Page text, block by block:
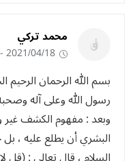
محمد تركي
2021/04/18 - 11:24
بسم الله الرحمان الرحيم
رسول الله وعلى آله
وبعد : مفهوم الكشف غير
البشري أن يطلع عليه ، بل